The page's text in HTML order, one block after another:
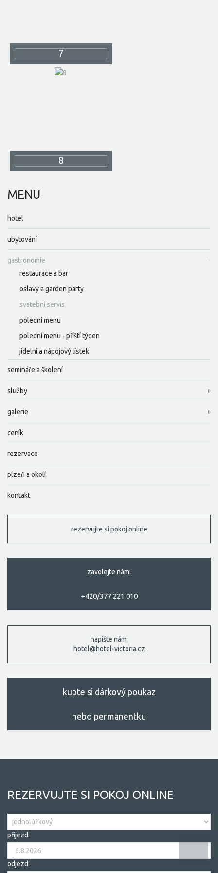
7
8
MENU
hotel
ubytování
gastronomie
restaurace a bar
oslavy a garden party
svatební servis
polední menu
polední menu - příští týden
jídelní a nápojový lístek
semináře a školení
služby
galerie
ceník
rezervace
plzeň a okolí
kontakt
rezervujte si pokoj online
zavolejte nám:
+420/377 221 010
napište nám:
hotel@hotel-victoria.cz
kupte si dárkový poukaz
nebo permanentku
REZERVUJTE SI POKOJ ONLINE
příjezd:
odjezd: